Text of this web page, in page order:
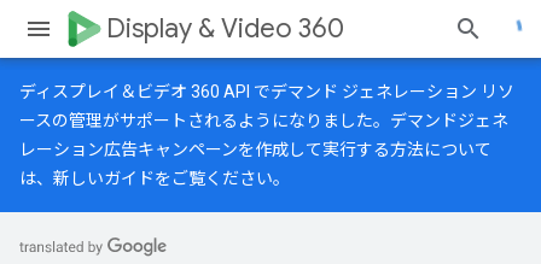
Display & Video 360
ディスプレイ＆ビデオ 360 API でデマンド ジェネレーション リソ
ースの管理がサポートされるようになりました。デマンドジェネ
レーション広告キャンペーンを作成して実行する方法について
は、 新しいガイドをご覧ください。